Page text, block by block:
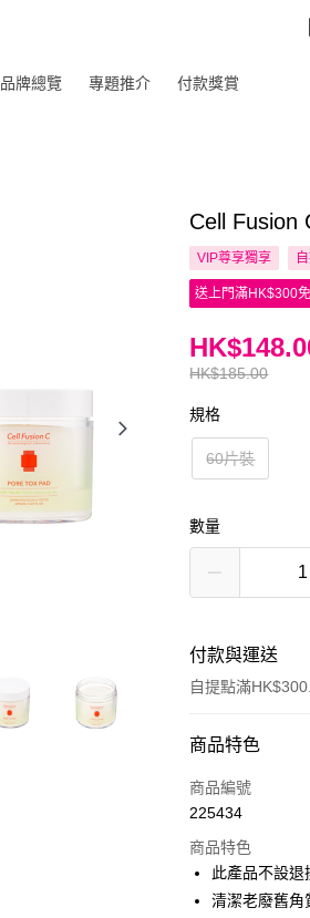
品牌總覽 專題推介 付款獎賞
Cell Fusion
VIP尊享獨享
送上門滿HK$300
HK$185.00
規格
60片裝
數量
付款與運送
自提點滿
付款方式
信用卡
AlipayHK
PayMe
商品特色
商品編號
225434
商品特色
此產品不設退
清潔老廢舊角